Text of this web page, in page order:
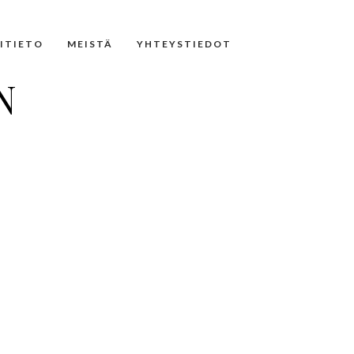
MEISTÄ YHTEYSTIEDOT